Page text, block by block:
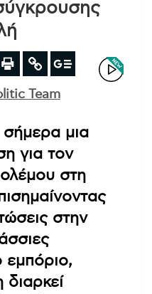
Team
μια
για τον
στη
στην
εμπόριο,